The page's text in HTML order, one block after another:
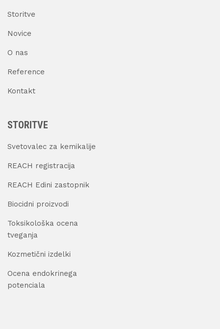
Storitve
Novice
O nas
Reference
Kontakt
STORITVE
Svetovalec za kemikalije
REACH registracija
REACH Edini zastopnik
Biocidni proizvodi
Toksikološka ocena
tveganja
Kozmetični izdelki
Ocena endokrinega
potenciala